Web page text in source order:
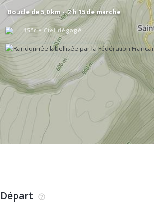
Boucle de 5,0 km - 2 h 15 de marche
15°c Ciel dégagé
Départ